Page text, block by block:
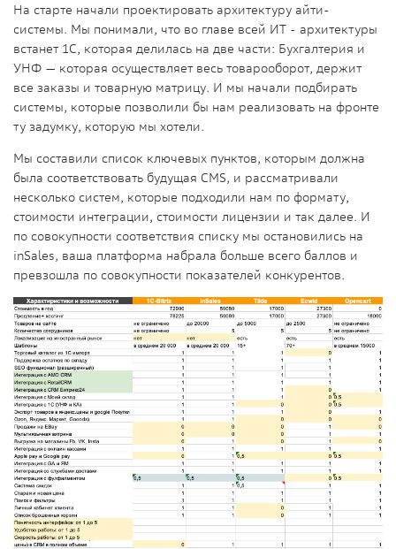
На старте начали проектировать архитектуру айти-
системы. Мы понимали, что во главе всей ИТ - архитектуры
встанет 1С, которая делилась на две части: Бухгалтерия и
УНФ — которая осуществляет весь товарооборот, держит
все заказы и товарную матрицу. И мы начали подбирать
системы, которые позволили бы нам реализовать на фронте
ту задумку, которую мы хотели.
Мы составили список ключевых пунктов, которым должна
была соответствовать будущая CMS, и рассматривали
несколько систем, которые подходили нам по формату,
стоимости интеграции, стоимости лицензии и так далее. И
по совокупности соответствия списку мы остановились на
inSales, ваша платформа набрала больше всего баллов и
превзошла по совокупности показателей конкурентов.